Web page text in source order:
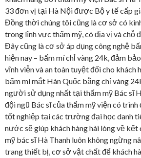
33 đơn vị tại Hà Nội được Bộ y tế cấp
Đồng thời chúng tôi cũng là cơ sở có
trong lĩnh vực thẩm mỹ, có địa vị và chỗ
Đây cũng là cơ sở áp dụng công nghệ
hiện nay – bấm mí chỉ vàng 24k, đảm
vĩnh viễn và an toàn tuyệt đối cho khách
bấm mí mắt Hàn Quốc bằng chỉ vàng
người sử dụng nhất tại thẩm mỹ Bác sĩ
đội ngũ Bác sĩ của thẩm mỹ viện có trình
tốt nghiệp tại các trường đại học danh
nước sẽ giúp khách hàng hài lòng về kết
mỹ bác sĩ Hà Thanh luôn không ngừng
trang thiết bị, cơ sở vật chất để khách